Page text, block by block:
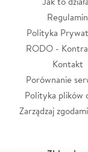
Regulamin
Polityka
RODO -
Kontakt
Porównanie
Polityka plików
Zarządzaj